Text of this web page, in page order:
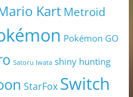
KartMetroid
Pokémon GO
Satoru Iwata shiny hunting
StarFox Switch